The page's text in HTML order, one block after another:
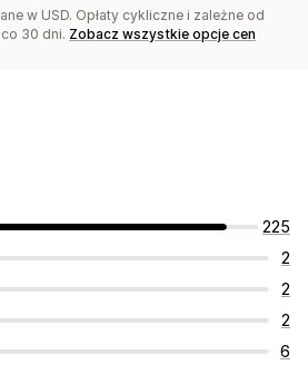
w USD. Opłaty cykliczne i zależne od
30 dni. Zobacz wszystkie opcje cen
225
2
2
2
6